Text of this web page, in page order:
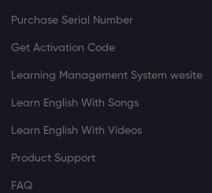
Purchase Serial Number
Get Activation Code
Learning Management System wesite
Learn English With Songs
Learn English With Videos
Product Support
FAQ